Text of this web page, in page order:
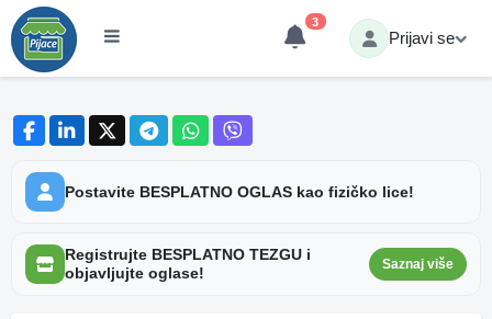
3
Prijavi se
Postavite BESPLATNO OGLAS kao fizičko lice!
Registrujte BESPLATNO TEZGU i
objavljujte oglase!
Saznaj više